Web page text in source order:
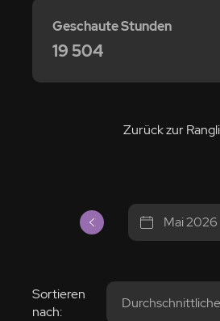
Zurück zur
Geschaute Stunden
19 504
Mai 2026
Sortieren
nach: